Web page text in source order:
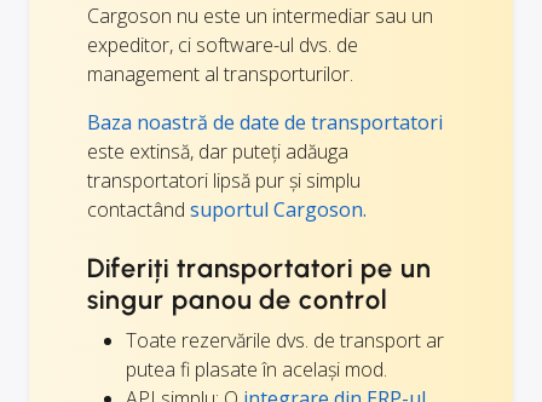
Cargoson nu este un intermediar sau un
expeditor, ci software-ul dvs. de
management al transporturilor.
Baza noastră de date de transportatori
este extinsă, dar puteți adăuga
transportatori lipsă pur și simplu
contactând suportul Cargoson.
Diferiți transportatori pe un
singur panou de control
Toate rezervările dvs. de transport ar
putea fi plasate în același mod.